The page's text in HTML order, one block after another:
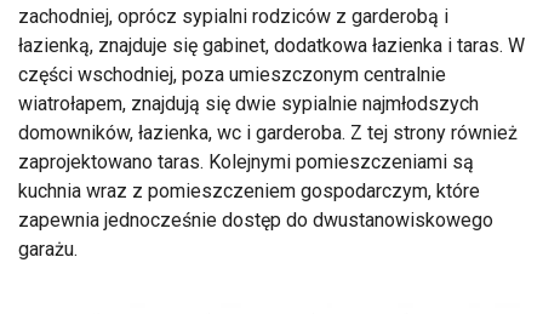
zachodniej, oprócz sypialni rodziców z garderobą i
łazienką, znajduje się gabinet, dodatkowa łazienka i taras. W
części wschodniej, poza umieszczonym centralnie
wiatrołapem, znajdują się dwie sypialnie najmłodszych
domowników, łazienka, wc i garderoba. Z tej strony również
zaprojektowano taras. Kolejnymi pomieszczeniami są
kuchnia wraz z pomieszczeniem gospodarczym, które
zapewnia jednocześnie dostęp do dwustanowiskowego
garażu.